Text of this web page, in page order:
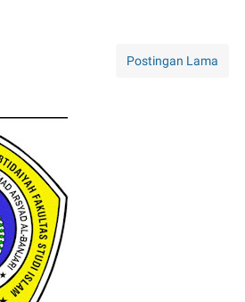
Postingan Lama